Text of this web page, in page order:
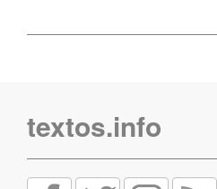
textos.info